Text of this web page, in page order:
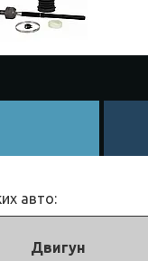
авто:
Двигун